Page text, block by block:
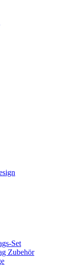
Set
Zubehör